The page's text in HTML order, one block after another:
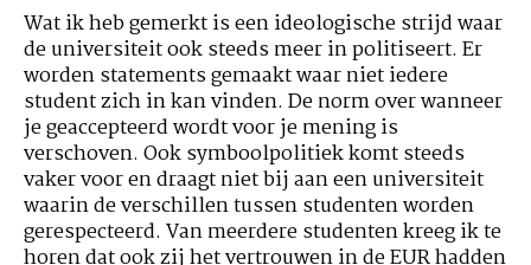
Wat ik heb gemerkt is een ideologische strijd waar
de universiteit ook steeds meer in politiseert. Er
worden statements gemaakt waar niet iedere
student zich in kan vinden. De norm over wanneer
je geaccepteerd wordt voor je mening is
verschoven. Ook symboolpolitiek komt steeds
vaker voor en draagt niet bij aan een universiteit
waarin de verschillen tussen studenten worden
gerespecteerd. Van meerdere studenten kreeg ik te
horen dat ook zij het vertrouwen in de EUR hadden